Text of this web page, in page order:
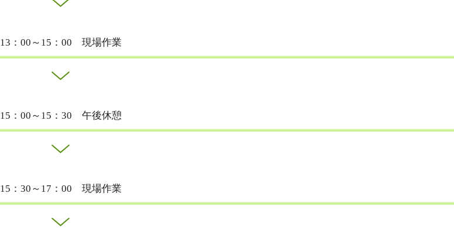
13：00～15：00 現場作業
15：00～15：30 午後休憩
15：30～17：00 現場作業